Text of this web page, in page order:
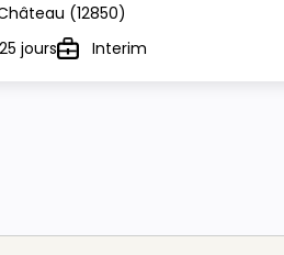
(12850)
25 joursTypeInterim